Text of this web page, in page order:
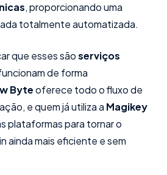
, proporcionando uma
totalmente automatizada.
que esses sãoserviços
de forma
Byteoferece todo o fluxo de
e quem já utiliza a Magikey
plataformas para tornar o
ainda mais eficiente e sem